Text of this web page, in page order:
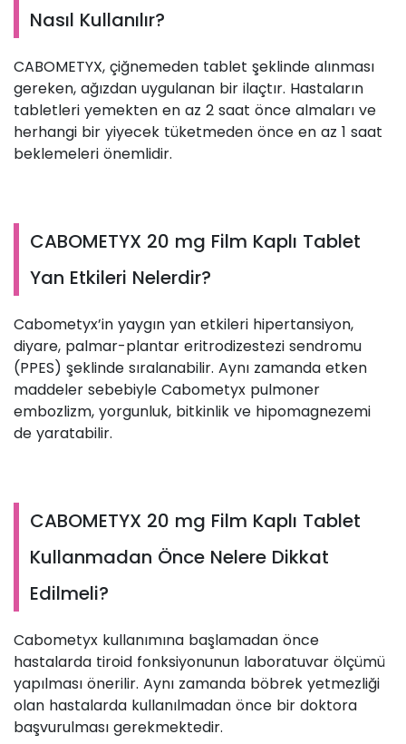
Nasıl Kullanılır?
CABOMETYX, çiğnemeden tablet şeklinde alınması
gereken, ağızdan uygulanan bir ilaçtır. Hastaların
tabletleri yemekten en az 2 saat önce almaları ve
herhangi bir yiyecek tüketmeden önce en az 1 saat
beklemeleri önemlidir.
CABOMETYX 20 mg Film Kaplı Tablet
Yan Etkileri Nelerdir?
Cabometyx’in yaygın yan etkileri hipertansiyon,
diyare, palmar-plantar eritrodizestezi sendromu
(PPES) şeklinde sıralanabilir. Aynı zamanda etken
maddeler sebebiyle Cabometyx pulmoner
embozlizm, yorgunluk, bitkinlik ve hipomagnezemi
de yaratabilir.
CABOMETYX 20 mg Film Kaplı Tablet
Kullanmadan Önce Nelere Dikkat
Edilmeli?
Cabometyx kullanımına başlamadan önce
hastalarda tiroid fonksiyonunun laboratuvar ölçümü
yapılması önerilir. Aynı zamanda böbrek yetmezliği
olan hastalarda kullanılmadan önce bir doktora
başvurulması gerekmektedir.